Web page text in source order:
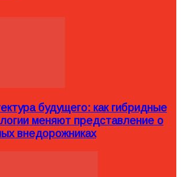
будущего: как гибридные
меняют представление о
внедорожниках